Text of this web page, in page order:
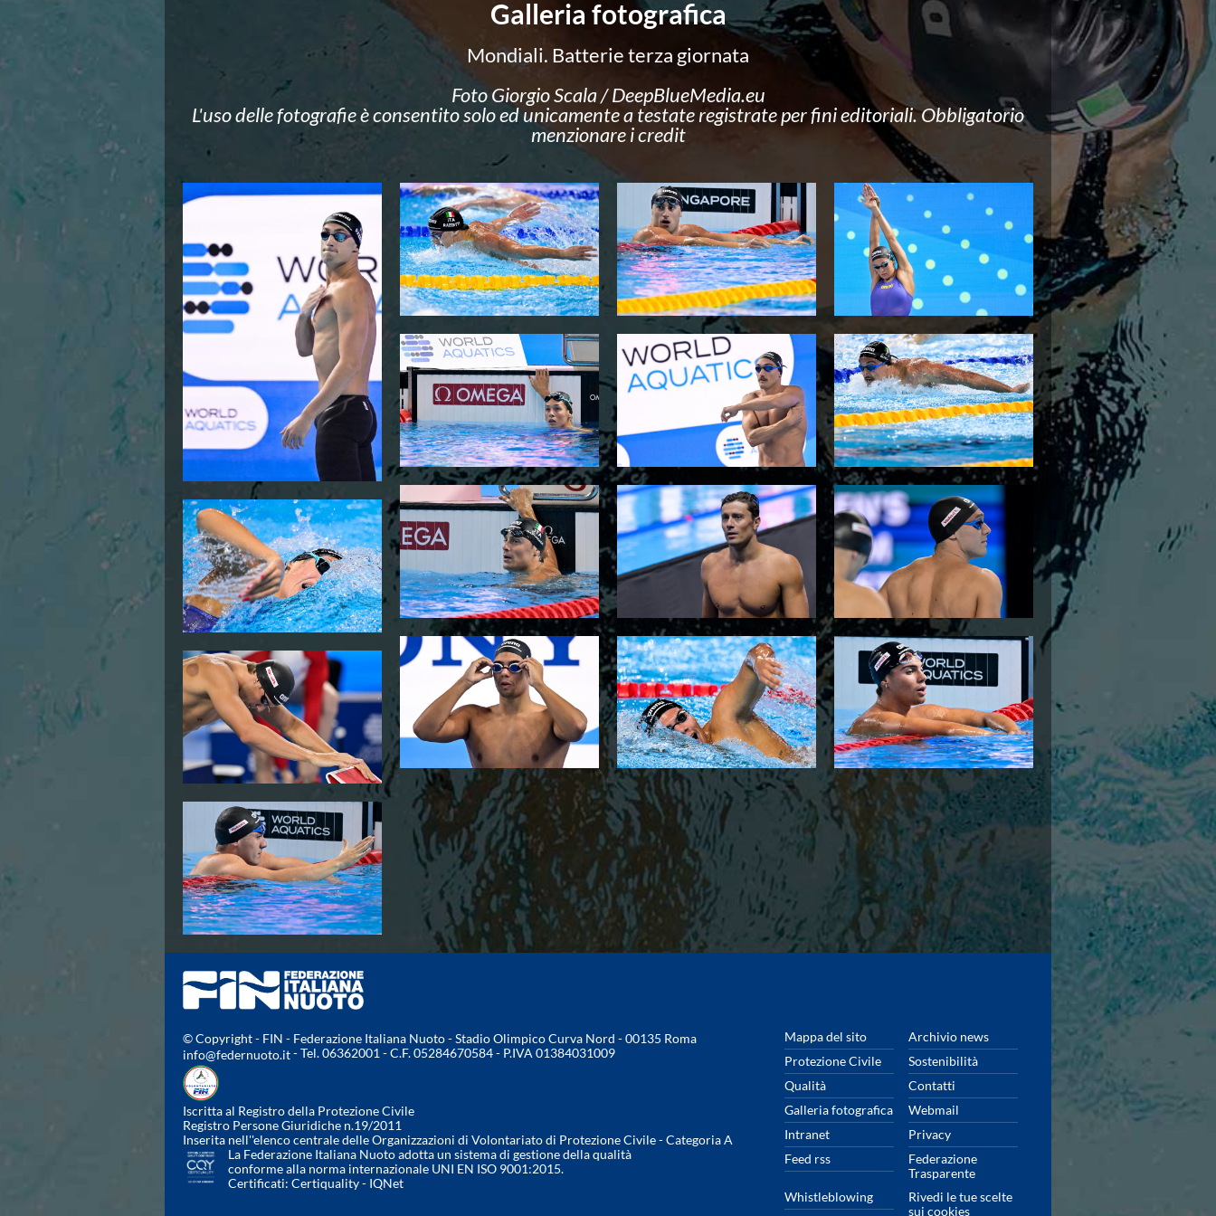
Nuoto
Eventi attività agonistica
Calendario nazionale
Risultati e Classifiche
Graduatorie Stagione 2025-2026
Azzurri
News
Flash News
Pallanuoto
Norme e documenti
Le Nazionali
Campionato A1 Maschile
Campionato A1 Femminile
Campionato A2 Maschile
Campionato A2 Femminile
Campionato B Maschile
Storico Campionati 2003-2017
Finali Giovanili
Trofei delle Regioni
CoMeN Cup
News
Flash News
Waterpolo Channel
Tuffi
Eventi
Norme e documenti
Risultati e Classifiche
Azzurri
News
Flash News
Artistico
Eventi
Norme e documenti
Risultati e Classifiche
Azzurri
News
Flash News
Fondo
Eventi
Grand Prix
Risultati e Classifiche
Primati
Azzurri
Flash News
Salvamento
Eventi
Norme e documenti
Risultati e Classifiche
Albi d'oro - Primati
News
Flash News
Galleria fotografica
Mondiali. Batterie terza giornata
Foto Giorgio Scala / DeepBlueMedia.eu
L'uso delle fotografie è consentito solo ed unicamente a testate registrate per fini editoriali. Obbligatorio
menzionare i credit
© Copyright - FIN - Federazione Italiana Nuoto - Stadio Olimpico Curva Nord - 00135 Roma
info@federnuoto.it- Tel. 06362001 - C.F. 05284670584 - P.IVA 01384031009
Iscritta al Registro della Protezione Civile
Registro Persone Giuridiche n.19/2011
Inserita nell''elenco centrale delle Organizzazioni di Volontariato di Protezione Civile - Categoria A
La Federazione Italiana Nuoto adotta un sistema di gestione della qualità
conforme alla norma internazionale UNI EN ISO 9001:2015.
Certificati: Certiquality- IQNet
Mappa del sito
Archivio news
Protezione Civile
Sostenibilità
Qualità
Contatti
Galleria fotografica
Webmail
Intranet
Privacy
Feed rss
Federazione
Trasparente
Whistleblowing
Rivedi le tue scelte
sui cookies